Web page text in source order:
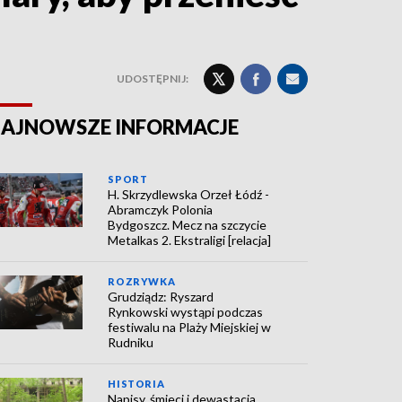
UDOSTĘPNIJ:
INFORMACJE
SPORT
H. Skrzydlewska Orzeł Łódź -
Abramczyk Polonia
Bydgoszcz. Mecz na szczycie
Metalkas 2. Ekstraligi [relacja]
ROZRYWKA
Grudziądz: Ryszard
Rynkowski wystąpi podczas
festiwalu na Plaży Miejskiej w
Rudniku
HISTORIA
Napisy, śmieci i dewastacja.